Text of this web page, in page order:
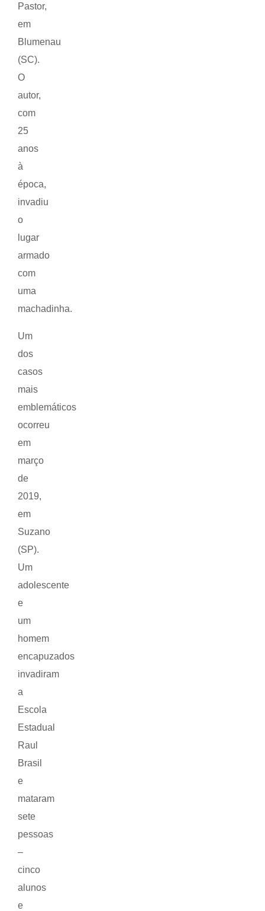
Pastor,
em
Blumenau
(SC).
O
autor,
com
25
anos
à
época,
invadiu
o
lugar
armado
com
uma
machadinha.
Um
dos
casos
mais
emblemáticos
ocorreu
em
março
de
2019,
em
Suzano
(SP).
Um
adolescente
e
um
homem
encapuzados
invadiram
a
Escola
Estadual
Raul
Brasil
e
mataram
sete
pessoas
–
cinco
alunos
e